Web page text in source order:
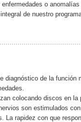
o
de nuestro
diagnóstico de la
colocando discos en
son estimulados
La rapidez con que